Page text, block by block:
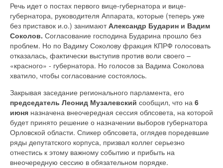
Речь идет о постах первого вице-губернатора и вице-
губернатора, руководителя Аппарата, которые (теперь уже
без приставок и.о.) занимаютАлександр Бударин и Вадим
Соколов. Согласование господина Бударина прошло без
проблем. Но по Вадиму Соколову фракция КПРФ голосовать
отказалась, фактически выступив против воли своего –
«красного» - губернатора. Но голосов за Вадима Соколова
хватило, чтобы согласование состоялось.
Закрывая заседание регионального парламента, его
председатель Леонид Музалевский сообщил, что на 6
июня назначена внеочередная сессия облсовета, на которой
будет принято решение о назначении выборов губернатора
Орловской области. Спикер облсовета, оглядев поредевшие
ряды депутатского корпуса, призвал коллег серьезно
отнестись к этому важному событию и прибыть на
внеочередную сессию в обязательном порядке.